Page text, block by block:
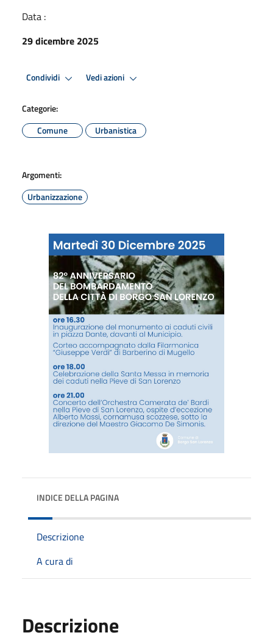
Data :
29 dicembre 2025
Condividi Vedi azioni
Categorie:
Comune
Urbanistica
Argomenti:
Urbanizzazione
INDICE DELLA PAGINA
Descrizione
A cura di
Descrizione